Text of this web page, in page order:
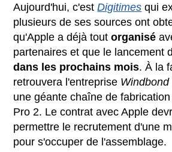
Aujourd'hui, c'estDigitimes qui
plusieurs de ses sources ont
qu'Apple a déjà toutorganisé
partenaires et que le lancement
dans les prochains mois. À la
retrouvera l'entreprise Windbond
une géante chaîne de
Pro 2. Le contrat avec Apple
permettre le recrutement d'une
pour s'occuper de l'assemblage.